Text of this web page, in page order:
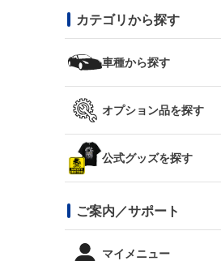
レーシングライン
アタックライン
ストリームライン
スタイリッシュライン
GTウイング
リアウイング
ルーフウイング
ボンネット
カナード
ボンネット
フェンダー
サイドパーツ
リアウイング
LUX MODEL
RUGGER MODEL
GROUND MODEL
PHANTOM LIP
DTM:exclusive
リアウイング
スムージングバンパー
ワイパーガード
内装パーツ
DAYTONA-RS
DAYTONA-RS NEO
まつど家 鉄漢
まつど家 鉄心
まつど家 鉄八
カテゴリから探す
車種から探す
トヨタ
シルビア S13
シルビア S14 前期
スズキ
RX-7
スバル
BRZ
レクサス
オプション品を探す
GTウイング用ラダー
コンバットアイ用ライト
オプションタイヤ
公式グッズを探す
ステッカー
トップス(半袖)
ご案内／サポート
マイメニュー